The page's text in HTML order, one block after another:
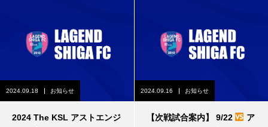
2024.09.18 お知らせ
2024 The KSL アストエンジ
2024.09.16 お知らせ
【次戦試合案内】 9/22